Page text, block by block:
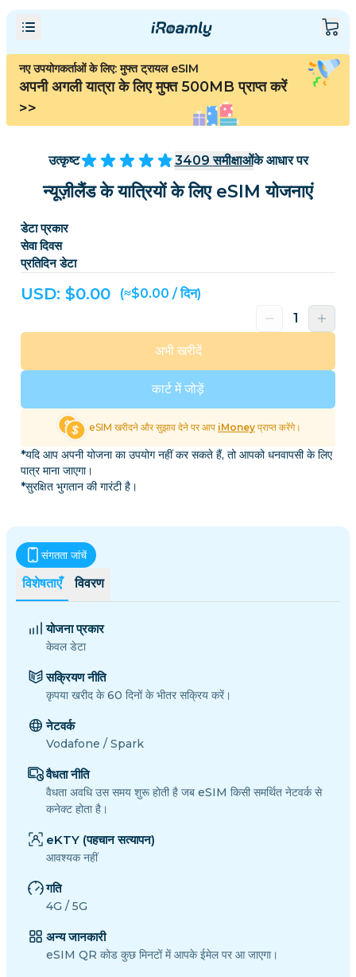
नए उपयोगकर्ताओं के लिए: मुफ्त ट्रायल eSIM
अपनी अगली यात्रा के लिए मुफ्त 500MB प्राप्त करें
>>
उत्कृष्ट 3409 समीक्षाओंके आधार पर
न्यूज़ीलैंड के यात्रियों के लिए eSIM योजनाएं
डेटा प्रकार
सेवा दिवस
प्रतिदिन डेटा
USD: $0.00 (≈$0.00 / दिन)
कार्ट में जोड़ें
अभी खरीदें
eSIM खरीदने और सुझाव देने पर आप iMoney प्राप्त करेंगे।
*यदि आप अपनी योजना का उपयोग नहीं कर सकते हैं, तो आपको धनवापसी के लिए
पात्र माना जाएगा।
*सुरक्षित भुगतान की गारंटी है।
विशेषताएँ विवरण
संगतता जांचें
योजना प्रकार
केवल डेटा
सक्रियण नीति
कृपया खरीद के 60 दिनों के भीतर सक्रिय करें।
नेटवर्क
Vodafone / Spark
वैधता नीति
वैधता अवधि उस समय शुरू होती है जब eSIM किसी समर्थित नेटवर्क से
कनेक्ट होता है।
eKTY (पहचान सत्यापन)
आवश्यक नहीं
गति
4G / 5G
अन्य जानकारी
eSIM QR कोड कुछ मिनटों में आपके ईमेल पर आ जाएगा।